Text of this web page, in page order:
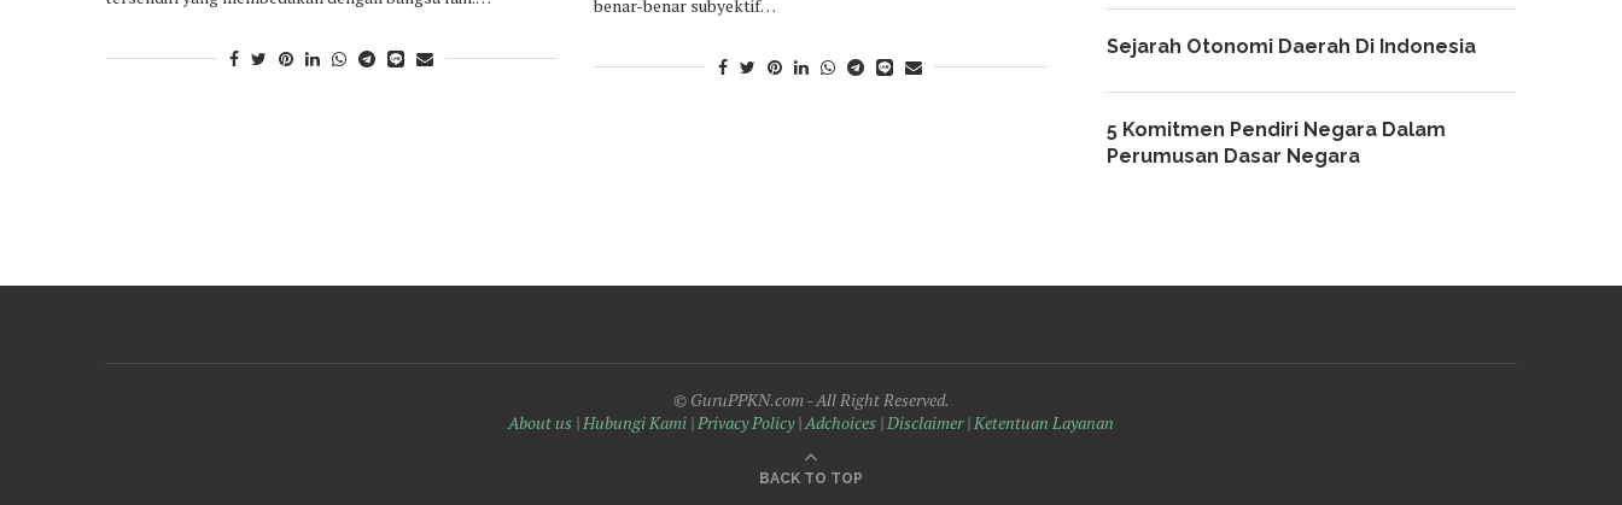
benar-benar subyektif…
Sejarah Otonomi Daerah Di Indonesia
5 Komitmen Pendiri Negara Dalam
Perumusan Dasar Negara
© GuruPPKN.com - All Right Reserved.
About us |Hubungi Kami |Privacy Policy|Adchoices |Disclaimer|Ketentuan Layanan
BACK TO TOP